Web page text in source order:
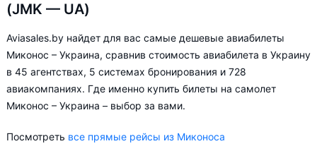
(JMK — UA)
Aviasales.by найдет для вас самые дешевые авиабилеты
Миконос – Украина, сравнив стоимость авиабилета в Украину
в 45 агентствах, 5 системах бронирования и 728
авиакомпаниях. Где именно купить билеты на самолет
Миконос – Украина – выбор за вами.
Посмотреть все прямые рейсы из Миконоса